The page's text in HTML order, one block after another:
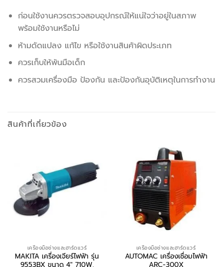
ก่อนใช้งานควรตรวจสอบอุปกรณ์ให้แน่ใจว่าอยู่ในสภาพ
พร้อมใช้งานหรือไม่
ห้ามดัดแปลง แก้ไข หรือใช้งานสินค้าผิดประเภท
ควรเก็บให้พ้นมือเด็ก
ควรสวมเครื่องมือ ป้องกัน และป้องกันอุบัติเหตุในการทำงาน
สินค้าที่เกี่ยวข้อง
เครื่องมือช่างและฮาร์ดแวร์
MAKITA เครื่องเจียร์ไฟฟ้า รุ่น
เครื่องมือช่างและฮาร์ดแวร์
AUTOMAC เครื่องเชื่อมไฟฟ้า